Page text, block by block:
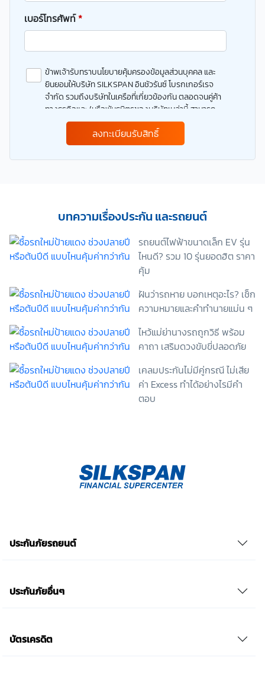
เบอร์โทรศัพท์*
ข้าพเจ้ารับทราบนโยบายคุ้มครองข้อมูลส่วนบุคคล และ
ยินยอมให้บริษัท SILKSPAN อินชัวรันซ์ โบรกเกอร์เรจ
จำกัด รวมถึงบริษัทในเครือที่เกี่ยวข้องกัน ตลอดจนคู่ค้า
ทางธุรกิจและ/หรือพันธมิตรของบริษัทเหล่านี้ สามารถ
เก็บ ใช้ และ/หรือ เปิดเผยข้อมูลส่วนบุคคลและข้อมูลส่วน
บุคคลที่มีความอ่อนไหวของข้าพเจ้า เพื่อวัตถุประสงค์ใน
การดำเนินการติดต่อและนำเสนอข้อมูลสำหรับการขาย
ผลิตภัณฑ์ การจัดทำรายการส่งเสริมการขายและการ
อื่นๆ ท่านสามารถอ่านรายละเอียดนโยบายคุ้มครองข้อมูล
ส่วนบุคคลและสิทธิของเจ้าของข้อมูลส่วนบุคคลได้ที่
ความยินยอม ทั้งนี้ ก่อนการแสดงเจตนา ข้าพเจ้าได้อ่าน
รายละเอียดจากเอกสารชี้แจงข้อมูล หรือได้รับคำอธิบาย
จากหน่วยงานถึงวัตถุประสงค์ในการเก็บรวบรวม ใช้หรือ
และมีความเข้าใจดีแล้ว ข้าพเจ้าให้ความยินยอมหรือปฏิเสธ
ไม่ให้ความยินยอมในเอกสารนี้ด้วยความสมัครใจ
ข้าพเจ้าสามารถถอนความยินยอมนี้เสียเมื่อใดก็ได้ เว้นแต่
ในกรณีมีข้อจำกัดสิทธิตามกฎหมายหรือยังมีสัญญา
กรณีที่ข้าพเจ้าประสงค์จะไม่ให้ความยินยอม ข้าพเจ้าเข้าใจ
และยอมรับว่า การไม่ให้ความยินยอมจะมีผลทำให้ข้าพเจ้า
(เช่น ข้าพเจ้าอาจได้รับความสะดวกในการใช้บริการน้อย
ยินยอม” ในช่องสนทนา เป็นการแสดงเจตนายินยอมของ
ข้าพเจ้าแทนการลงลายมือชื่อเป็นหลักฐาน รวบรวมเบี้ย
ลงทะเบียนรับสิทธิ์
บทความเรื่องประกัน และรถยนต์
รถยนต์ไฟฟ้าขนาดเล็ก EV รุ่น
ไหนดี? รวม 10 รุ่นยอดฮิต ราคา
คุ้ม
ฝันว่ารถหาย บอกเหตุอะไร? เช็ก
ความหมายและคำทำนายแม่น ๆ
ไหว้แม่ย่านางรถถูกวิธี พร้อม
คาถา เสริมดวงขับขี่ปลอดภัย
เคลมประกันไม่มีคู่กรณี ไม่เสีย
ค่า Excess ทำได้อย่างไรมีคำ
ตอบ
ประกันภัยรถยนต์
ประกันภัยอื่นๆ
บัตรเครดิต